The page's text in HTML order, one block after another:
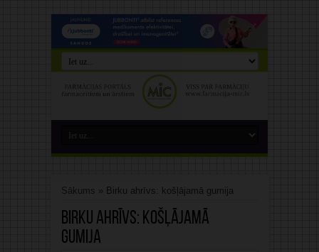
Sākums » Birku ahrīvs: košļājamā gumija
Birku ahrīvs: košļājamā
gumija